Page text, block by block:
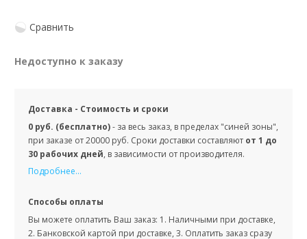
Сравнить
Недоступно к заказу
Доставка - Стоимость и сроки
0 руб. (бесплатно)- за весь заказ, в пределах "синей зоны",
при заказе от 20000 руб. Сроки доставки составляют от 1 до
30 рабочих дней, в зависимости от производителя.
Подробнее...
Способы оплаты
Вы можете оплатить Ваш заказ: 1. Наличными при доставке,
2. Банковской картой при доставке, 3. Оплатить заказ сразу